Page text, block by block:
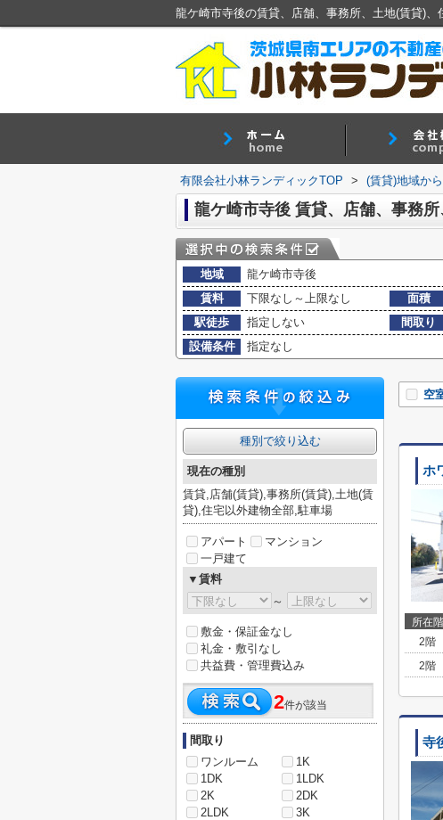
有限会社小林ランディックTOP > (賃貸)地域か
龍ケ崎市寺後 賃貸、店舗、事務
地域
龍ケ崎市寺後
賃料
下限なし～上限なし 面積
駅徒歩
指定しない 間取り
設備条件
指定なし
空
ホ
所在階
2階
2階
寺
種別で絞り込む
現在の種別
賃貸,店舗(賃貸),事務所(賃貸),土地(賃
貸),住宅以外建物全部,駐車場
アパート
マンション
一戸建て
▼賃料
～
敷金・保証金なし
礼金・敷引なし
共益費・管理費込み
2件が該当
間取り
ワンルーム
1K
1DK
1LDK
2K
2DK
2LDK
3K